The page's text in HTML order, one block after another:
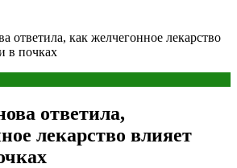
ответила, как желчегонное лекарство
в почках
ответила,
лекарство влияет